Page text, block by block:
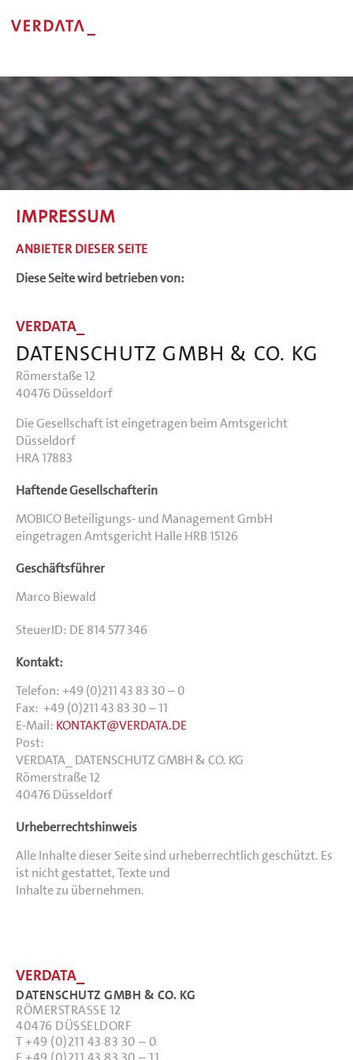
IMPRESSUM
ANBIETER DIESER SEITE
Diese Seite wird betrieben von:
VERDATA_
DATENSCHUTZ GMBH & CO. KG
Römerstaße 12
40476 Düsseldorf
Die Gesellschaft ist eingetragen beim Amtsgericht
Düsseldorf
HRA 17883
Haftende Gesellschafterin
MOBICO Beteiligungs- und Management GmbH
eingetragen Amtsgericht Halle HRB 15126
Geschäftsführer
Marco Biewald
SteuerID: DE 814 577 346
Kontakt:
Telefon: +49 (0)211 43 83 30 – 0
Fax: +49 (0)211 43 83 30 – 11
E-Mail: KONTAKT@VERDATA.DE
Post:
VERDATA_ DATENSCHUTZ GMBH & CO. KG
Römerstraße 12
40476 Düsseldorf
Urheberrechtshinweis
Alle Inhalte dieser Seite sind urheberrechtlich geschützt. Es
ist nicht gestattet, Texte und
Inhalte zu übernehmen.
VERDATA_
DATENSCHUTZ GMBH & CO. KG
RÖMERSTRASSE 12
40476 DÜSSELDORF
T +49 (0)211 43 83 30 – 0